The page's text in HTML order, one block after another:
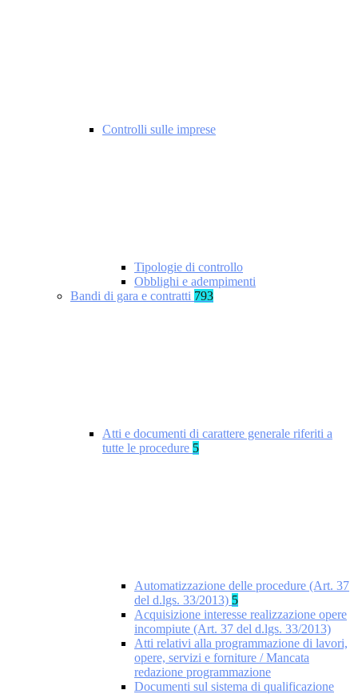
Controlli sulle imprese
Tipologie di controllo
Obblighi e adempimenti
Bandi di gara e contratti 793
Atti e documenti di carattere generale riferiti a
tutte le procedure 5
Automatizzazione delle procedure (Art. 37
del d.lgs. 33/2013) 5
Acquisizione interesse realizzazione opere
incompiute (Art. 37 del d.lgs. 33/2013)
Atti relativi alla programmazione di lavori,
opere, servizi e forniture / Mancata
redazione programmazione
Documenti sul sistema di qualificazione